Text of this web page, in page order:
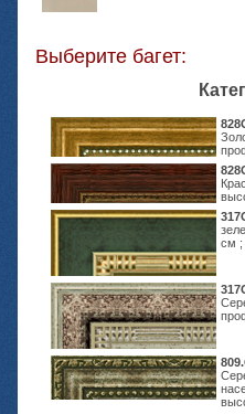
Выберите багет:
см ;